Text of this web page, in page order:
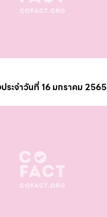
ระจำวันที่ 16 มกราคม 2565